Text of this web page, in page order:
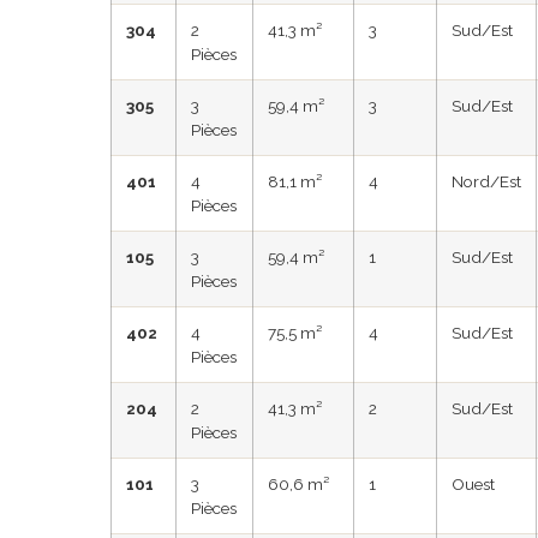
304
2
Pièces
41,3 m² 3 Sud/Est
305
3
Pièces
59,4 m² 3 Sud/Est
401
4
Pièces
81,1 m² 4 Nord/Est
105
3
Pièces
59,4 m² 1 Sud/Est
402
4
Pièces
75,5 m² 4 Sud/Est
204
2
Pièces
41,3 m² 2 Sud/Est
101
3
Pièces
60,6 m² 1 Ouest